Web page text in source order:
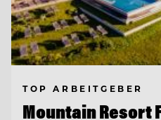
TOP ARBEITGEBER
Mountain Resort